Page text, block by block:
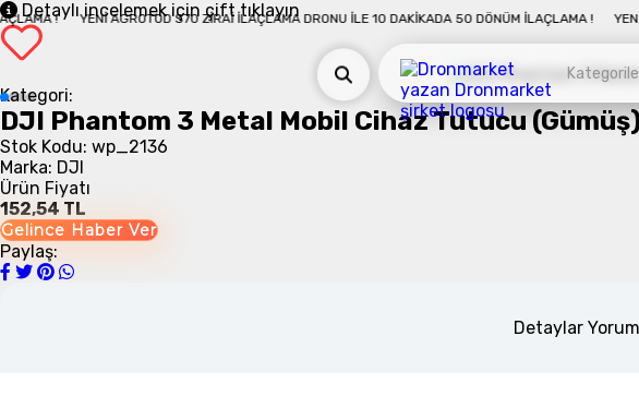
50 DÖNÜM İLAÇLAMA ! YENI AGROTOD S70 ZIRAI İLAÇLAMA DRONU İLE 10 DAKIKADA 50
Detaylı incelemek için çift tıklayın
Kategori:
DJI Phantom 3 Metal Mobil Cihaz Tutucu
Stok Kodu: wp_2136
Marka: DJI
Ürün Fiyatı
152,54 TL
Gelince Haber Ver
Paylaş:
Detaylar